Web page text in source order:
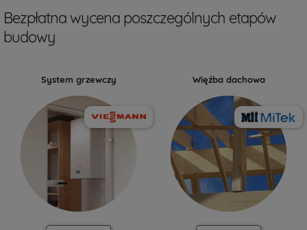
Bezpłatna wycena poszczególnych etapów
budowy
System grzewczy Więźba dachowa